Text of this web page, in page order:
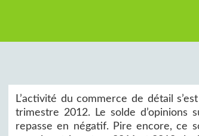
L’activité du commerce de détail
trimestre 2012. Le solde d’opinions
repasse en négatif. Pire encore, ce